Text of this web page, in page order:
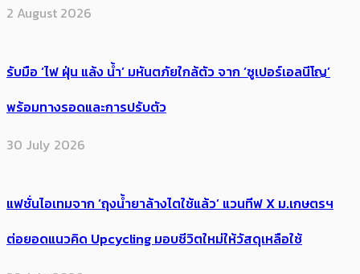
2 August 2026
รับมือ ‘ไฟ ฝุ่น แล้ง น้ำ’ มหันตภัยใกล้ตัว จาก ‘ซูเปอร์เอลนีโญ’
พร้อมทางรอดและการปรับตัว
30 July 2026
แฟชั่นไอเทมจาก ‘ถุงน้ำยาล้างไตใช้แล้ว’ แวนทีฟ X ม.เกษตรฯ
ต่อยอดแนวคิด Upcycling มอบชีวิตใหม่ให้วัสดุเหลือใช้